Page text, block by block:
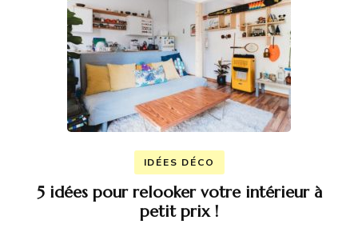
IDÉES DÉCO
5 idées pour relooker votre intérieur à
petit prix !